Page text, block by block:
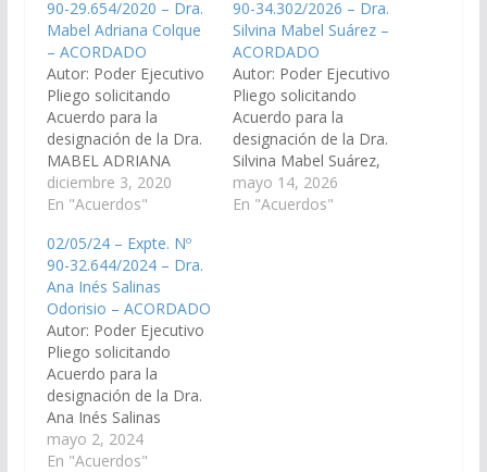
90-29.654/2020 – Dra.
Mabel Adriana Colque
– ACORDADO
Autor: Poder Ejecutivo
Pliego solicitando
Acuerdo para la
designación de la Dra.
MABEL ADRIANA
COLQUE, D.N.I Nº
18.470.035, como
cargo de asesor de
Incapaces N° 1 del
Distrito Judicial del Sur
circunscripción
Metán. (Expte. Nº 90-
29.654/2020, En virtud
del Art. 27 inc. 9 se gira
a la Comisión de
Justicia, Acuerdos…
diciembre 3, 2020
En "Acuerdos"
90-34.302/2026 – Dra.
Silvina Mabel Suárez –
ACORDADO
Autor: Poder Ejecutivo
Pliego solicitando
Acuerdo para la
designación de la Dra.
Silvina Mabel Suárez,
DNI N° 18.482.313, en
el cargo de Juez de
mayo 14, 2026
En "Acuerdos"
02/05/24 – Expte. Nº
90-32.644/2024 – Dra.
Ana Inés Salinas
Odorisio – ACORDADO
Autor: Poder Ejecutivo
Pliego solicitando
Acuerdo para la
designación de la Dra.
Ana Inés Salinas
Odorisio, D.N.I. N°
22.146.790, en el cargo
mayo 2, 2024
En "Acuerdos"